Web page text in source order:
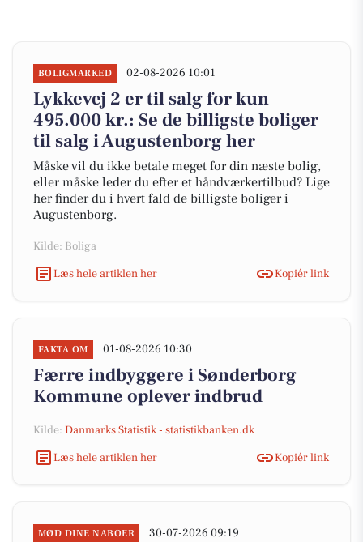
BOLIGMARKED 02-08-2026 10:01
Lykkevej 2 er til salg for kun
495.000 kr.: Se de billigste boliger
til salg i Augustenborg her
Måske vil du ikke betale meget for din næste bolig,
eller måske leder du efter et håndværkertilbud? Lige
her finder du i hvert fald de billigste boliger i
Augustenborg.
Kilde: Boliga
Læs hele artiklen her
Kopiér link
FAKTA OM 01-08-2026 10:30
Færre indbyggere i Sønderborg
Kommune oplever indbrud
Kilde: Danmarks Statistik - statistikbanken.dk
Læs hele artiklen her
Kopiér link
MØD DINE NABOER 30-07-2026 09:19